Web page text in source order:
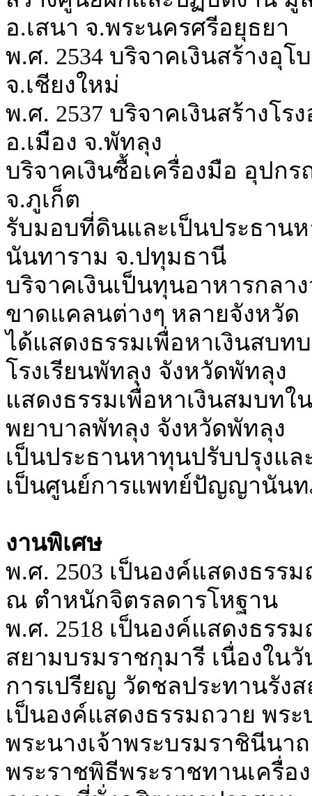
อ.เสนา จ.พระนครศรีอยุธยา
พ.ศ. 2534 บริจาคเงินสร้างอุ
จ.เชียงใหม่
พ.ศ. 2537 บริจาคเงินสร้างโร
อ.เมือง จ.พัทลุง
บริจาคเงินซื้อเครื่องมือ อุปก
จ.ภูเก็ต
รับมอบที่ดินและเป็นประธาน
นันทาราม จ.ปทุมธานี
บริจาคเงินเป็นทุนอาหารกลา
ขาดแคลนต่างๆ หลายจังหวัด
ได้แสดงธรรมเพื่อหาเงินสบท
โรงเรียนพัทลุง จังหวัดพัทลุง
แสดงธรรมเพื่อหาเงินสมบท
พยาบาลพัทลุง จังหวัดพัทลุง
เป็นประธานหาทุนปรับปรุงแ
เป็นศูนย์การแพทย์ปัญญานัน
งานพิเศษ
พ.ศ. 2503 เป็นองค์แสดงธรร
ณ ตำหนักจิตรลดารโหฐาน
พ.ศ. 2518 เป็นองค์แสดงธรร
สยามบรมราชกุมารี เนื่องใน
การเปรียญ วัดชลประทานรัง
เป็นองค์แสดงธรรมถวาย พร
พระนางเจ้าพระบรมราชินีนา
พระราชพิธีพระราชทานเครื่